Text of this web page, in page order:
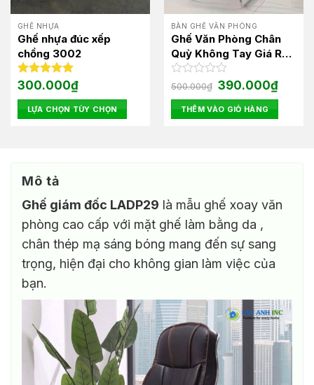
GHẾ NHỰA
Ghế nhựa đúc xếp
chồng 3002
Được xếp
5 sao
300.000₫
LỰA CHỌN TÙY CHỌN
nhiều
biến
Các
tùy
chọn
thể
được
trên
BÀN GHẾ VĂN PHÒNG
Ghế Văn Phòng Chân
Quỳ Không Tay Giá Rẻ
A2021
Được
hạng
0
500.000₫ Giá
gốc
là:
500.000₫.
390.000₫Giá
hiện
tại
là:
THÊM VÀO GIỎ HÀNG
Mô tả
Ghế giám đốc LADP29 là mẫu ghế xoay văn
phòng cao cấp với mặt ghế làm bằng da ,
chân thép mạ sáng bóng mang đến sự sang
trọng, hiện đại cho không gian làm việc của
bạn.